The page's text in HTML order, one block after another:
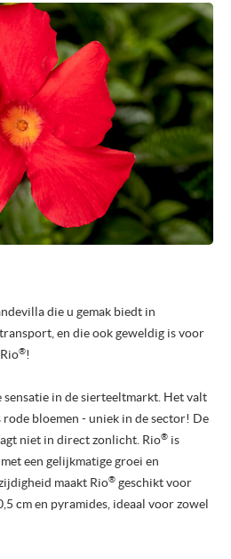
die u gemak biedt in
en die ook geweldig is voor
®!
sensatie in de sierteeltmarkt. Het valt
bloemen - uniek in de sector! De
niet in direct zonlicht. Rio® is
een gelijkmatige groei en
maakt Rio® geschikt voor
cm en pyramides, ideaal voor zowel